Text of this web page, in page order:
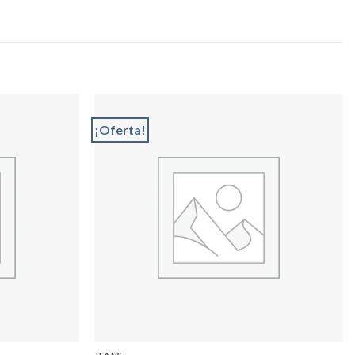
¡Oferta!